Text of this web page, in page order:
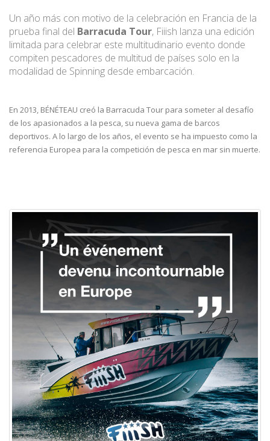
Un año más con motivo de la celebración en Francia de la
prueba final del Barracuda Tour, Fiiish lanza una edición
limitada para celebrar este multitudinario evento donde
compiten pescadores de multitud de países solo en la
modalidad de Spinning desde embarcación.
En 2013, BÉNÉTEAU creó la Barracuda Tour para someter al desafío
de los apasionados a la pesca, su nueva gama de barcos
deportivos. A lo largo de los años, el evento se ha impuesto como la
referencia Europea para la competición de pesca en mar sin muerte.